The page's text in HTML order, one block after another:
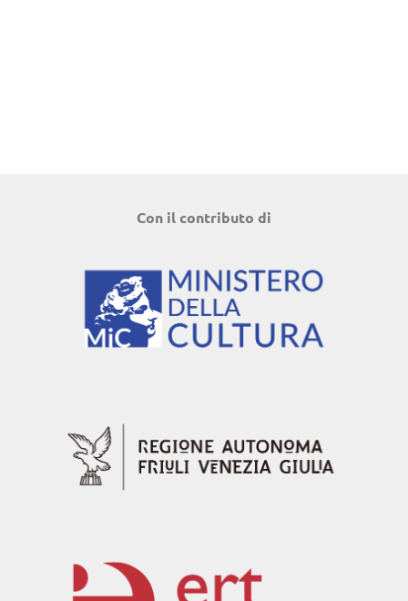
Con il contributo di